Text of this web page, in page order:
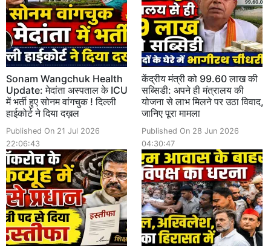
Sonam Wangchuk Health
Update: मेदांता अस्पताल के ICU
में भर्ती हुए सोनम वांगचुक ! दिल्ली
हाईकोर्ट ने दिया दख़ल
Published On 21 Jul 2026
22:06:43
केंद्रीय मंत्री को 99.60 लाख की
सब्सिडी: अपने ही मंत्रालय की
योजना से लाभ मिलने पर उठा विवाद,
जानिए पूरा मामला
Published On 28 Jun 2026
04:30:47